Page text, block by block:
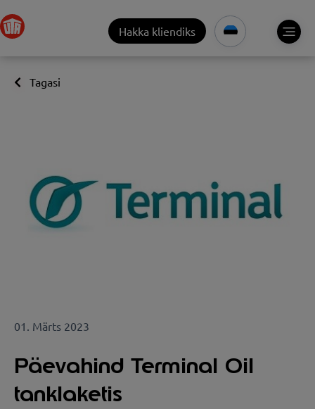
Hakka kliendiks
Tagasi
01. Märts 2023
Päevahind Terminal Oil
tanklaketis